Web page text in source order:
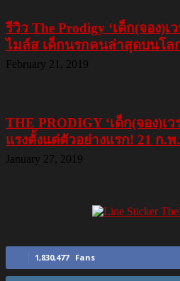
รีวิว The Prodigy ‘เด็ก(จอง)
ไมล์ส เด็กนรกคนล่าสุดบนโล
February 21, 2019
THE PRODIGY ‘เด็ก(จอง)เ
แรงตั้งแต่ตัวอย่างแรก! 21 ก.พ
January 27, 2019
1,830,477 Fans